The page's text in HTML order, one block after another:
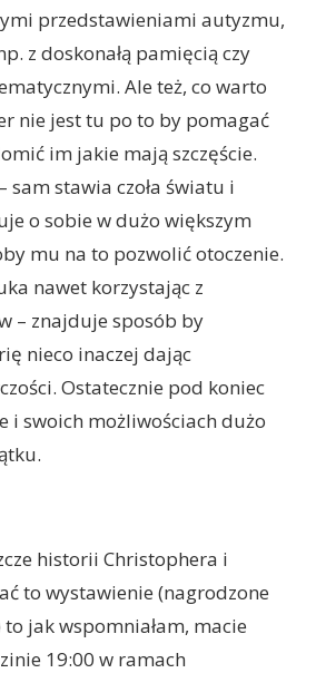
przedstawieniami autyzmu,
z doskonałą pamięcią czy
Ale też, co warto
nie jest tu po to by pomagać
im jakie mają szczęście.
sam stawia czoła światu i
o sobie w dużo większym
mu na to pozwolić otoczenie.
nawet korzystając z
– znajduje sposób by
nieco inaczej dając
Ostatecznie pod koniec
i swoich możliwościach dużo
historii Christophera i
to wystawienie (nagrodzone
to jak wspomniałam, macie
19:00 w ramach